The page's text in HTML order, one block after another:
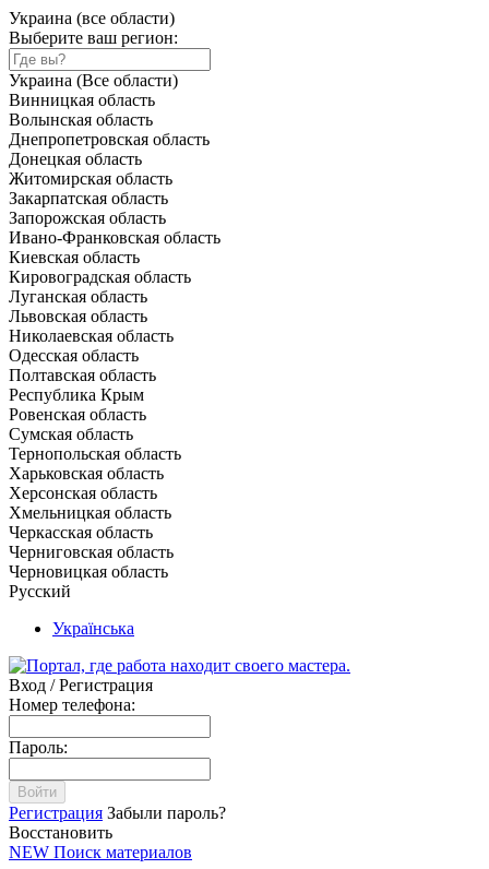
Украина (все области)
Выберите ваш регион:
Украина (Все области)
Винницкая область
Волынская область
Днепропетровская область
Донецкая область
Житомирская область
Закарпатская область
Запорожская область
Ивано-Франковская область
Киевская область
Кировоградская область
Луганская область
Львовская область
Николаевская область
Одесская область
Полтавская область
Республика Крым
Ровенская область
Сумская область
Тернопольская область
Харьковская область
Херсонская область
Хмельницкая область
Черкасская область
Черниговская область
Черновицкая область
Русский
Українська
Вход / Регистрация
Номер телефона:
Пароль:
Войти
Регистрация Забыли пароль?
Восстановить
NEW Поиск материалов